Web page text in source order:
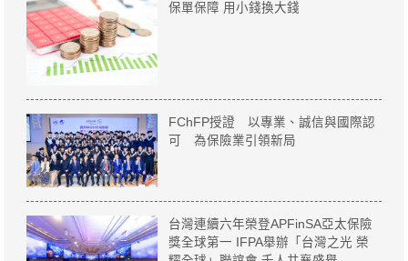
保單保障 用小錢換大錢
FChFP授證 以專業、誠信與國際認
可 為保險業引領新局
台灣連續六年榮登APFinSA亞太保險
獎全球第一 IFPA舉辦「台灣之光 榮